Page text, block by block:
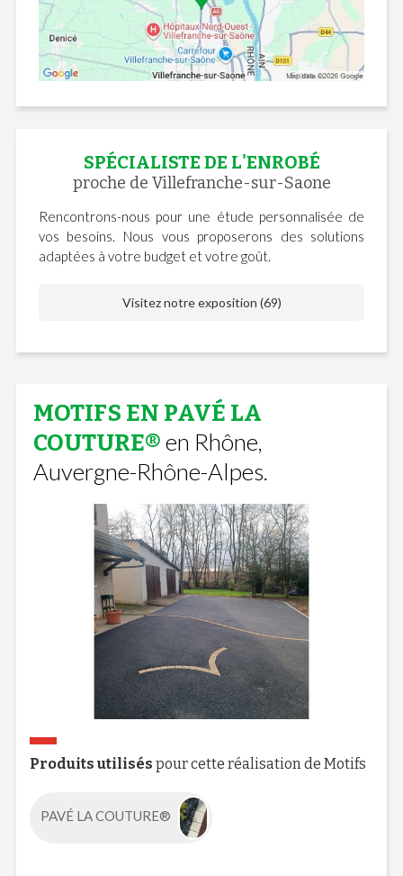
SPÉCIALISTE DE L'ENROBÉ
proche de Villefranche-sur-Saone
Rencontrons-nous pour une étude personnalisée de
vos besoins. Nous vous proposerons des solutions
adaptées à votre budget et votre goût.
Visitez notre exposition (69)
MOTIFS EN PAVÉ LA
COUTURE®en Rhône,
Auvergne-Rhône-Alpes.
Produits utilisés pour cette réalisation de Motifs
PAVÉ LA COUTURE®